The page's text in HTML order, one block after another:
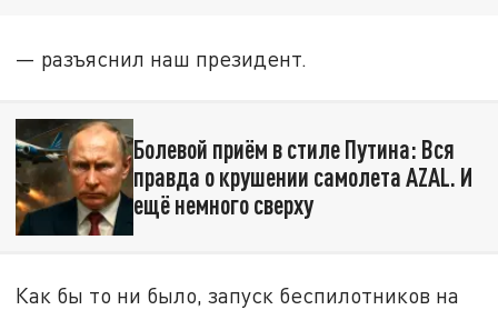
— разъяснил наш президент.
Болевой приём в стиле Путина: Вся
правда о крушении самолета AZAL. И
ещё немного сверху
Как бы то ни было, запуск беспилотников на